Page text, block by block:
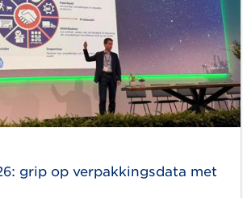
grip op verpakkingsdata met